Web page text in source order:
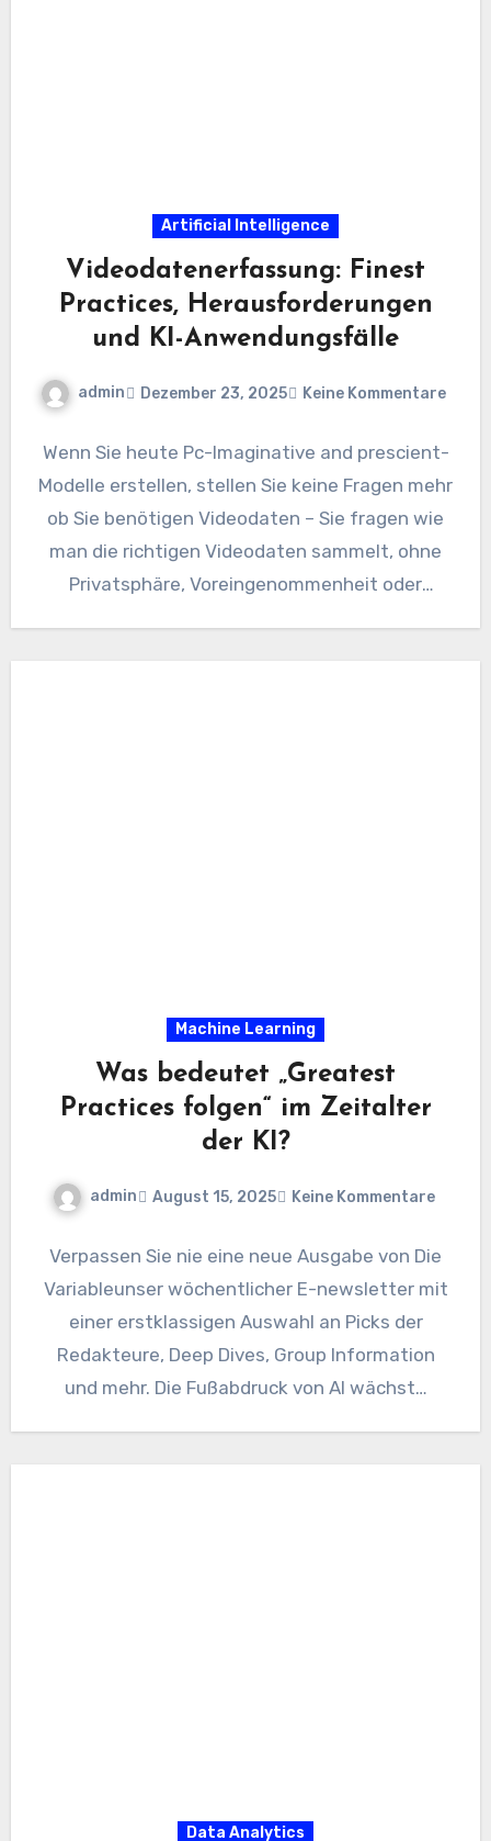
Artificial Intelligence
Videodatenerfassung: Finest
Practices, Herausforderungen
und KI-Anwendungsfälle
admin Dezember 23, 2025 Keine Kommentare
Wenn Sie heute Pc-Imaginative and prescient-
Modelle erstellen, stellen Sie keine Fragen mehr
ob Sie benötigen Videodaten – Sie fragen wie
man die richtigen Videodaten sammelt, ohne
Privatsphäre, Voreingenommenheit oder
Machine Learning
Was bedeutet „Greatest
Practices folgen“ im Zeitalter
der KI?
admin August 15, 2025 Keine Kommentare
Verpassen Sie nie eine neue Ausgabe von Die
Variableunser wöchentlicher E-newsletter mit
einer erstklassigen Auswahl an Picks der
Redakteure, Deep Dives, Group Information
und mehr. Die Fußabdruck von AI wächst…
Data Analytics